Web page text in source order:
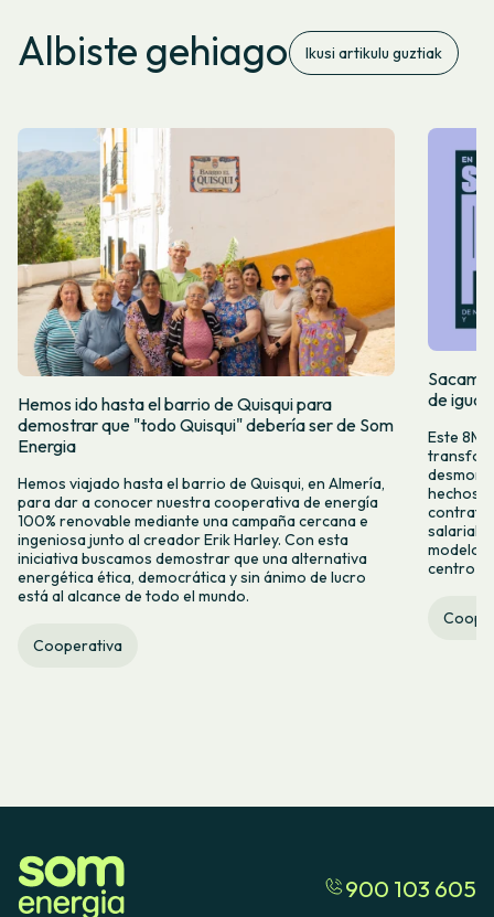
Albiste gehiago Ikusi artikulu guztiak
Hemos ido hasta el barrio de Quisqui para
demostrar que "todo Quisqui" debería ser de Som
Energia
Hemos viajado hasta el barrio de Quisqui, en Almería,
para dar a conocer nuestra cooperativa de energía
100% renovable mediante una campaña cercana e
ingeniosa junto al creador Erik Harley. Con esta
iniciativa buscamos demostrar que una alternativa
energética ética, democrática y sin ánimo de lucro
está al alcance de todo el mundo.
Cooperativa
de
Este 8M,
hechos y
salarial y
modelo
centro
900 103 605